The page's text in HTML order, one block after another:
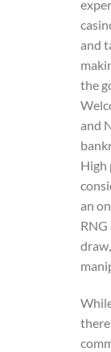
and
the
and
High
an